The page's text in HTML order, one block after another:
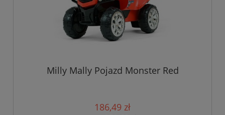
Milly Mally Pojazd Monster Red
186,49 zł